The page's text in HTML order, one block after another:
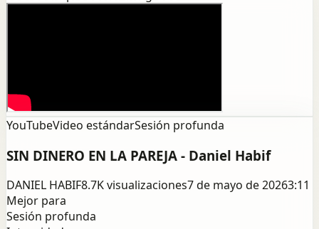
YouTubeVideo estándarSesión profunda
SIN DINERO EN LA PAREJA - Daniel Habif
DANIEL HABIF8.7Kvisualizaciones7 de mayo de 20263:11
Mejor para
Sesión profunda